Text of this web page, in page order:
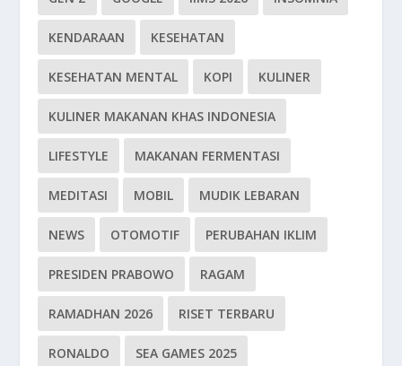
KENDARAAN KESEHATAN
KESEHATAN MENTAL KOPI KULINER
KULINER MAKANAN KHAS INDONESIA
LIFESTYLE MAKANAN FERMENTASI
MEDITASI MOBIL MUDIK LEBARAN
NEWS OTOMOTIF PERUBAHAN IKLIM
PRESIDEN PRABOWO RAGAM
RAMADHAN 2026 RISET TERBARU
RONALDO SEA GAMES 2025